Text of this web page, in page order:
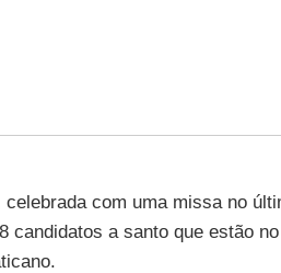
celebrada com uma missa no
candidatos a santo que estão